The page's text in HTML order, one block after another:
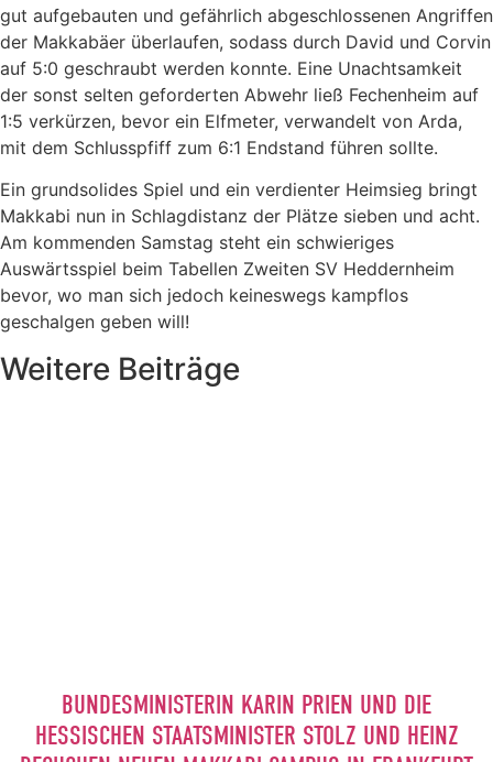
gut aufgebauten und gefährlich abgeschlossenen Angriffen
der Makkabäer überlaufen, sodass durch David und Corvin
auf 5:0 geschraubt werden konnte. Eine Unachtsamkeit
der sonst selten geforderten Abwehr ließ Fechenheim auf
1:5 verkürzen, bevor ein Elfmeter, verwandelt von Arda,
mit dem Schlusspfiff zum 6:1 Endstand führen sollte.
Ein grundsolides Spiel und ein verdienter Heimsieg bringt
Makkabi nun in Schlagdistanz der Plätze sieben und acht.
Am kommenden Samstag steht ein schwieriges
Auswärtsspiel beim Tabellen Zweiten SV Heddernheim
bevor, wo man sich jedoch keineswegs kampflos
geschalgen geben will!
Weitere Beiträge
BUNDESMINISTERIN KARIN PRIEN UND DIE
HESSISCHEN STAATSMINISTER STOLZ UND HEINZ